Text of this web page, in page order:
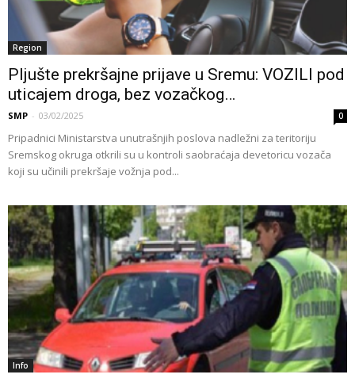
Region
Pljušte prekršajne prijave u Sremu: VOZILI pod
uticajem droga, bez vozačkog…
SMP - 03/02/2025 0
Pripadnici Ministarstva unutrašnjih poslova nadležni za teritoriju
Sremskog okruga otkrili su u kontroli saobraćaja devetoricu vozača
koji su učinili prekršaje vožnja pod...
Info